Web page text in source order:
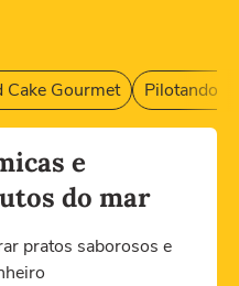
Cake Gourmet Pilotando
e
do mar
pratos saborosos e